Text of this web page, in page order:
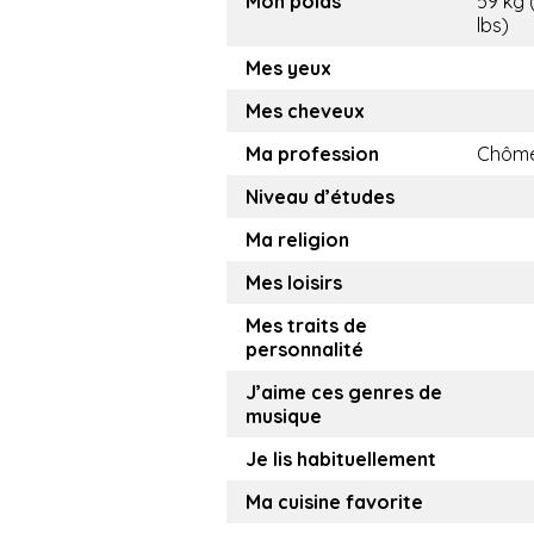
lbs)
Mes yeux
Mes cheveux
Ma profession
Niveau d’études
Ma religion
Mes loisirs
Mes traits de
personnalité
J’aime ces genres de
musique
Je lis habituellement
Ma cuisine favorite